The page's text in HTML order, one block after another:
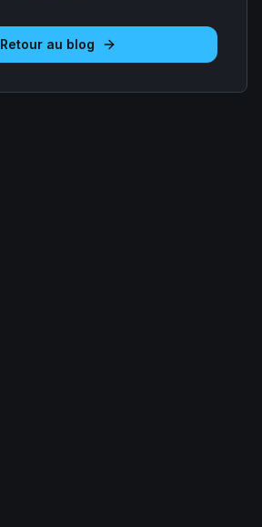
Retour au blog